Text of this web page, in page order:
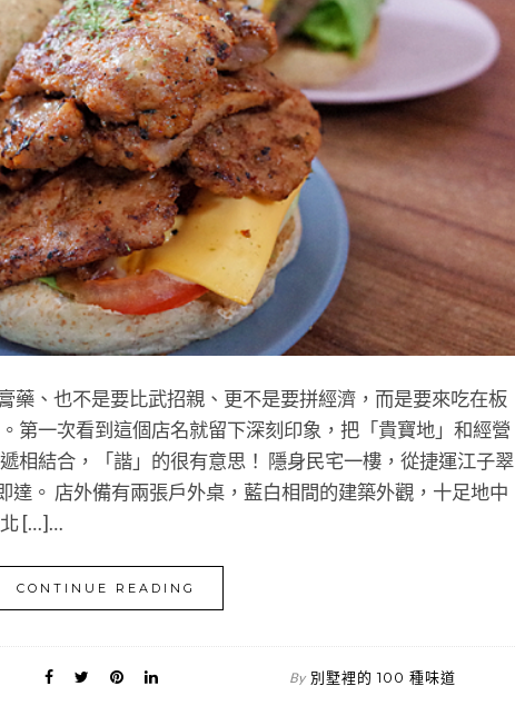
藥、也不是要比武招親、更不是要拼經濟，而是要來吃在板
第一次看到這個店名就留下深刻印象，把「貴寶地」和經營
相結合，「諧」的很有意思！ 隱身民宅一樓，從捷運江子翠
達。 店外備有兩張戶外桌，藍白相間的建築外觀，十足地中
北 […]…
CONTINUE READING
By 別墅裡的 100 種味道